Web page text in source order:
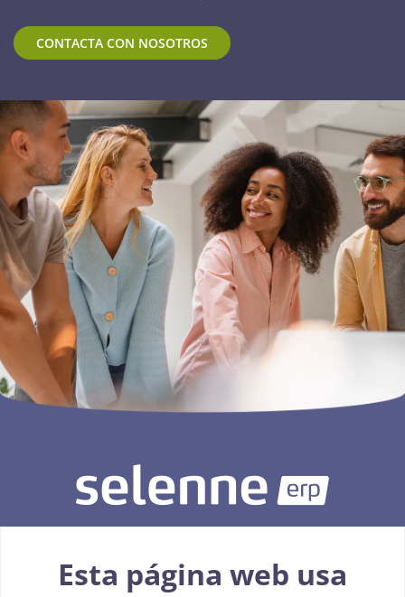
CONTACTA CON NOSOTROS
926 093 015Esta página web usa